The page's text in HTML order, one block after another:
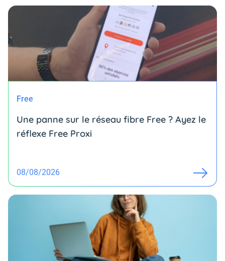
Free
Une panne sur le réseau fibre Free ? Ayez le
réflexe Free Proxi
08/08/2026